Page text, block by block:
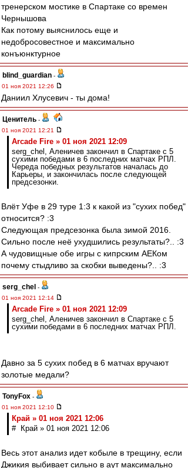
тренерском мостике в Спартаке со времен
Чернышова
Как потому выяснилось еще и
недобросовестное и максимально
конъюнктурное
blind_guardian -
01 ноя 2021 12:26
Даниил Хлусевич - ты дома!
Ценитель -
01 ноя 2021 12:21
Arcade Fire » 01 ноя 2021 12:09
serg_chel, Аленичев закончил в Спартаке с 5
сухими победами в 6 последних матчах РПЛ.
Череда победных результатов началась до
Карьеры, и закончилась после следующей
предсезонки.
Влёт Уфе в 29 туре 1:3 к какой из "сухих побед"
относится? :3
Следующая предсезонка была зимой 2016.
Сильно после неё ухудшились результаты?.. :3
А чудовищные обе игры с кипрским АЕКом
почему стыдливо за скобки выведены?.. :3
serg_chel -
01 ноя 2021 12:14
Arcade Fire » 01 ноя 2021 12:09
serg_chel, Аленичев закончил в Спартаке с 5
сухими победами в 6 последних матчах РПЛ.
Давно за 5 сухих побед в 6 матчах вручают
золотые медали?
TonyFox -
01 ноя 2021 12:10
Край » 01 ноя 2021 12:06
# Край » 01 ноя 2021 12:06
Весь этот анализ идет кобыле в трещину, если
Джикия выбивает сильно в аут максимально